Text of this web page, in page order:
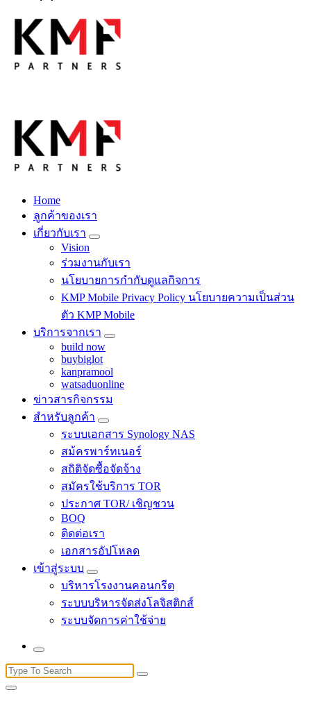
content
กับเรา เพราะโอกาสรอไม่ได้
Fintech สำหรับวงการรับเหมาก่อสร้าง สู่อนาคตที่ดีกว่าไปพร้อม
กับเรา เพราะโอกาสรอไม่ได้
Home
ลูกค้าของเรา
เกี่ยวกับเรา
Vision
ร่วมงานกับเรา
นโยบายการกำกับดูแลกิจการ
KMP Mobile Privacy Policy นโยบายความเป็นส่วน
ตัว KMP Mobile
บริการจากเรา
build now
buybiglot
kanpramool
watsaduonline
ข่าวสารกิจกรรม
สำหรับลูกค้า
ระบบเอกสาร Synology NAS
สม้ครพาร์ทเนอร์
สถิติจัดซื้อจัดจ้าง
สมัครใช้บริการ TOR
ประกาศ TOR/ เชิญชวน
BOQ
ติดต่อเรา
เอกสารอัปโหลด
เข้าสู่ระบบ
บริหารโรงงานคอนกรีต
ระบบบริหารจัดส่งโลจิสติกส์
ระบบจัดการค่าใช้จ่าย
Search
for: